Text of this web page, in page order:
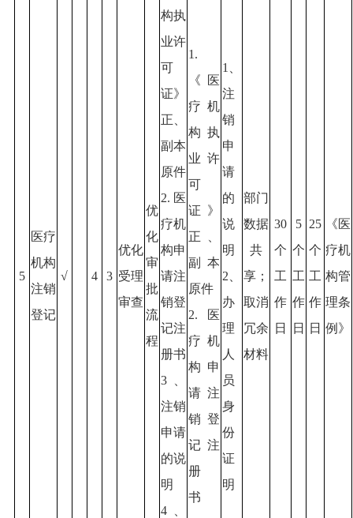
5
医疗
机构
注销
登记
√ 4 3
优化
受理
审查
优
化
审
批
流
程
构执
业许
可
证》
正、
副本
原件
2.医
疗机
构申
请注
销登
记注
册书
3、
注销
申请
的说
明
4、
1.
《医
疗机
构执
业许
可
证》
正、
副本
原件
2.医
疗机
构申
请注
销登
记注
册
书
1、
注
销
申
请
的
说
明
2、
办
理
人
员
身
份
证
明
部门
数据
共
享；
取消
冗余
材料
30
个
工
作
日
5
个
工
作
日
25
个
工
作
日
《医
疗机
构管
理条
例》